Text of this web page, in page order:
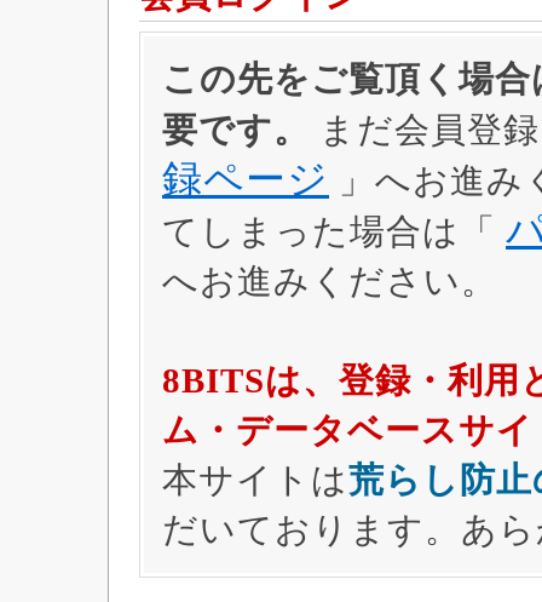
この先をご覧頂く場
要です。
まだ会員登
録ページ
」へお進
てしまった場合は「
へお進みください。
8BITSは、登録・利用
ム・データベースサ
本サイトは荒らし防
だいております。あ